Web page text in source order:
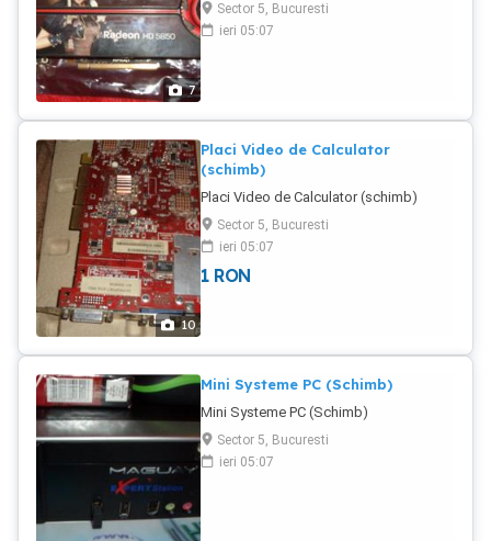
7
Sector 5, Bucuresti
ieri 05:07
10
Placi Video de Calculator
(schimb)
Placi Video de Calculator (schimb)
Sector 5, Bucuresti
ieri 05:07
1 RON
Mini Systeme PC (Schimb)
Mini Systeme PC (Schimb)
Sector 5, Bucuresti
ieri 05:07